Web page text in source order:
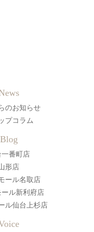
のお知らせ
プコラム
Blog
番町店
形店
ール名取店
ル新利府店
ル仙台上杉店